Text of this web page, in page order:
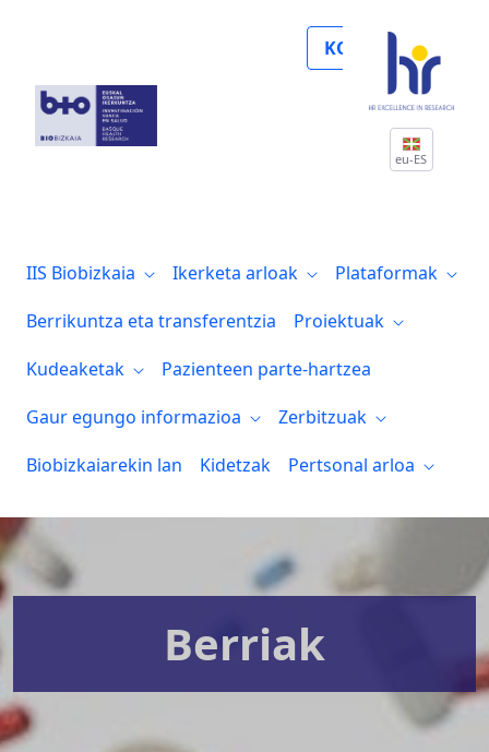
KOLABORATU
eu-ES
IIS Biobizkaia Ikerketa arloak
Plataformak
Berrikuntza eta transferentzia
Proiektuak
Kudeaketak
Pazienteen parte-hartzea
Gaur egungo informazioa
Zerbitzuak
Biobizkaiarekin lan
Kidetzak Pertsonal arloa
Berriak